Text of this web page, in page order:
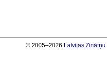
© 2005–2026 Latvijas